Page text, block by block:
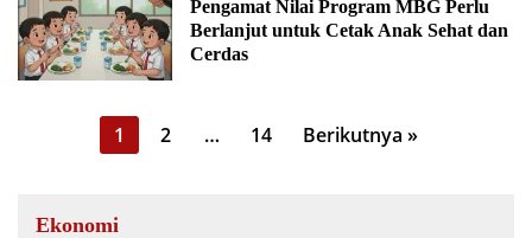
Pengamat Nilai Program MBG Perlu
Berlanjut untuk Cetak Anak Sehat dan
Cerdas
1 2 … 14 Berikutnya »
Ekonomi